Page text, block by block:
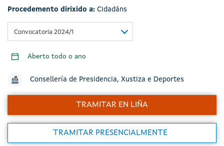
Procedemento dirixido a: Cidadáns
Convocatoria 2024/1
Aberto todo o ano
Consellería de Presidencia, Xustiza e Deportes
TRAMITAR EN LIÑA
TRAMITAR PRESENCIALMENTE